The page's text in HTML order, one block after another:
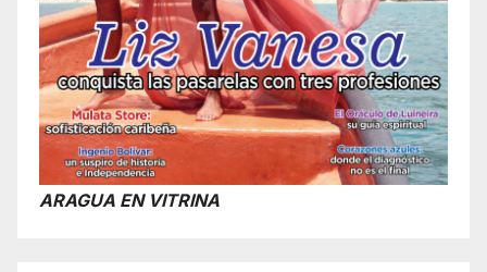
ARAGUA EN VITRINA